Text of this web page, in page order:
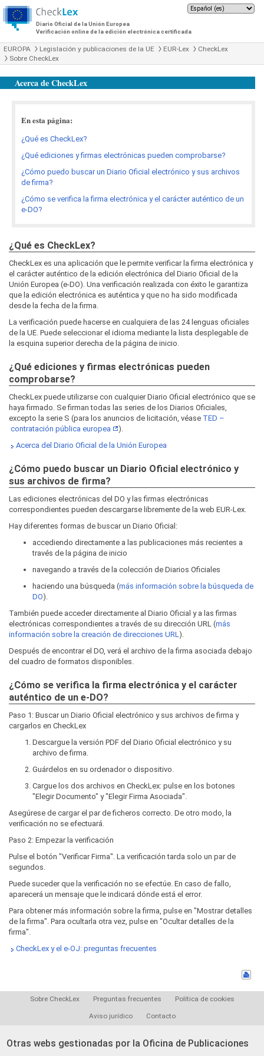
Diario Oficial de la Unión Europea
Verificación online de la edición electrónica certificada
EUROPA Legislación y publicaciones de la UE EUR-Lex
CheckLex
Sobre CheckLex
Acerca de CheckLex
En esta página:
¿Qué es CheckLex?
¿Qué ediciones y firmas electrónicas pueden comprobarse?
¿Cómo puedo buscar un Diario Oficial electrónico y sus archivos
de firma?
¿Cómo se verifica la firma electrónica y el carácter auténtico de un
e-DO?
¿Qué es CheckLex?
CheckLex es una aplicación que le permite verificar la firma electrónica y
el carácter auténtico de la edición electrónica del Diario Oficial de la
Unión Europea (e-DO). Una verificación realizada con éxito le garantiza
que la edición electrónica es auténtica y que no ha sido modificada
desde la fecha de la firma.
La verificación puede hacerse en cualquiera de las 24 lenguas oficiales
de la UE. Puede seleccionar el idioma mediante la lista desplegable de
la esquina superior derecha de la página de inicio.
¿Qué ediciones y firmas electrónicas pueden
comprobarse?
CheckLex puede utilizarse con cualquier Diario Oficial electrónico que se
haya firmado. Se firman todas las series de los Diarios Oficiales,
excepto la serie S (para los anuncios de licitación, véase TED –
contratación pública europea
).
Acerca del Diario Oficial de la Unión Europea
¿Cómo puedo buscar un Diario Oficial electrónico y
sus archivos de firma?
Las ediciones electrónicas del DO y las firmas electrónicas
correspondientes pueden descargarse libremente de la web EUR‑Lex.
Hay diferentes formas de buscar un Diario Oficial:
accediendo directamente a las publicaciones más recientes a
través de la página de inicio
navegando a través de la colección de Diarios Oficiales
haciendo una búsqueda (más información sobre la búsqueda de
DO).
También puede acceder directamente al Diario Oficial y a las firmas
electrónicas correspondientes a través de su dirección URL (más
información sobre la creación de direcciones URL).
Después de encontrar el DO, verá el archivo de la firma asociada debajo
del cuadro de formatos disponibles.
¿Cómo se verifica la firma electrónica y el carácter
auténtico de un e-DO?
Paso 1: Buscar un Diario Oficial electrónico y sus archivos de firma y
cargarlos en CheckLex
Descargue la versión PDF del Diario Oficial electrónico y su
archivo de firma.
Guárdelos en su ordenador o dispositivo.
Cargue los dos archivos en CheckLex: pulse en los botones
"Elegir Documento" y "Elegir Firma Asociada".
Asegúrese de cargar el par de ficheros correcto. De otro modo, la
verificación no se efectuará.
Paso 2: Empezar la verificación
Pulse el botón "Verificar Firma". La verificación tarda solo un par de
segundos.
Puede suceder que la verificación no se efectúe. En caso de fallo,
aparecerá un mensaje que le indicará dónde está el error.
Para obtener más información sobre la firma, pulse en "Mostrar detalles
de la firma". Para ocultarla otra vez, pulse en "Ocultar detalles de la
firma".
CheckLex y el e-OJ: preguntas frecuentes
Sobre CheckLex Preguntas frecuentes Política de cookies
Aviso jurídico Contacto
Otras webs gestionadas por la Oficina de Publicaciones